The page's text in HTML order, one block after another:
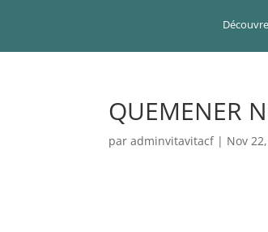
QUEMENER
paradminvitavitacf| Nov